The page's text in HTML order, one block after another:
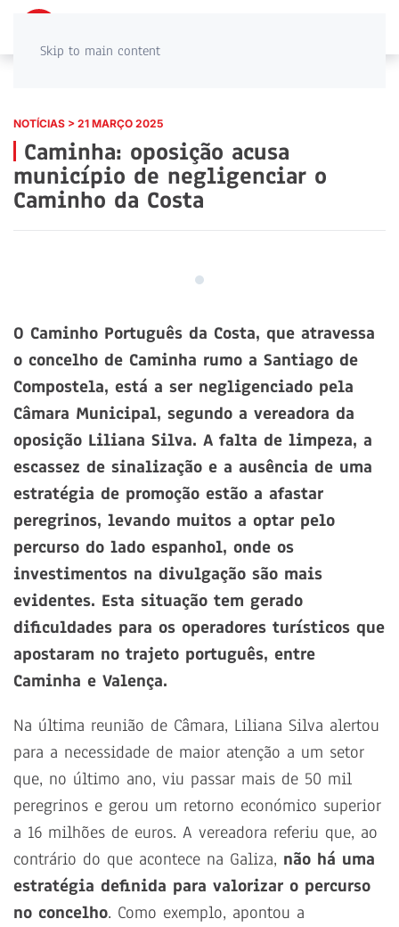
Skip to main content
NOTÍCIAS > 21 MARÇO 2025
Caminha: oposição acusa
município de negligenciar o
Caminho da Costa
O Caminho Português da Costa, que atravessa
o concelho de Caminha rumo a Santiago de
Compostela, está a ser negligenciado pela
Câmara Municipal, segundo a vereadora da
oposição Liliana Silva. A falta de limpeza, a
escassez de sinalização e a ausência de uma
estratégia de promoção estão a afastar
peregrinos, levando muitos a optar pelo
percurso do lado espanhol, onde os
investimentos na divulgação são mais
evidentes. Esta situação tem gerado
dificuldades para os operadores turísticos que
apostaram no trajeto português, entre
Caminha e Valença.
Na última reunião de Câmara, Liliana Silva alertou
para a necessidade de maior atenção a um setor
que, no último ano, viu passar mais de 50 mil
peregrinos e gerou um retorno económico superior
a 16 milhões de euros. A vereadora referiu que, ao
contrário do que acontece na Galiza, não há uma
estratégia definida para valorizar o percurso
no concelho. Como exemplo, apontou a